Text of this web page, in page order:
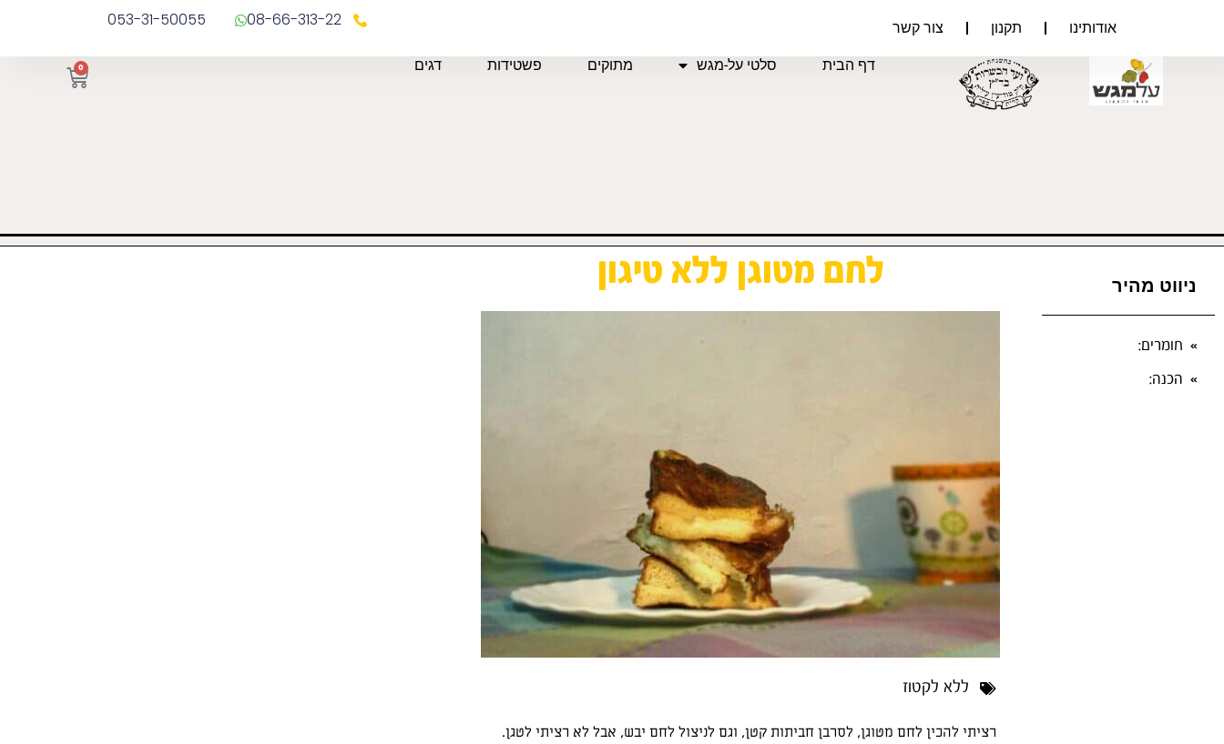
אודותינו תקנון צור קשר 053-31-50055 08-66-313-22
דף הבית סלטי על-מגש מתוקים פשטידות דגים 0
ניווט מהיר
חומרים:
הכנה:
לחם מטוגן ללא טיגון
ללא לקטוז
רציתי להכין לחם מטוגן, לסרבן חביתות קטן, וגם לניצול לחם יבש, אבל לא רציתי לטגן.